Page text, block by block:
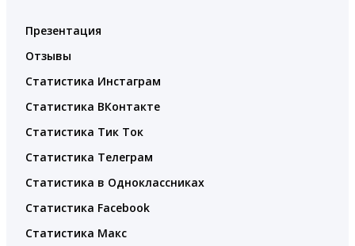
Презентация
Отзывы
Статистика Инстаграм
Статистика ВКонтакте
Статистика Тик Ток
Статистика Телеграм
Статистика в Одноклассниках
Статистика Facebook
Статистика Макс